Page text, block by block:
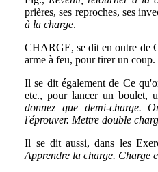
prières, ses reproches, ses
à la charge.
CHARGE, se dit en outre de
arme à feu, pour tirer un coup.
Il se dit également de Ce
etc., pour lancer un boulet,
donnez que demi-charge.
l'éprouver. Mettre double
Il se dit aussi, dans les
Apprendre la charge. Charge